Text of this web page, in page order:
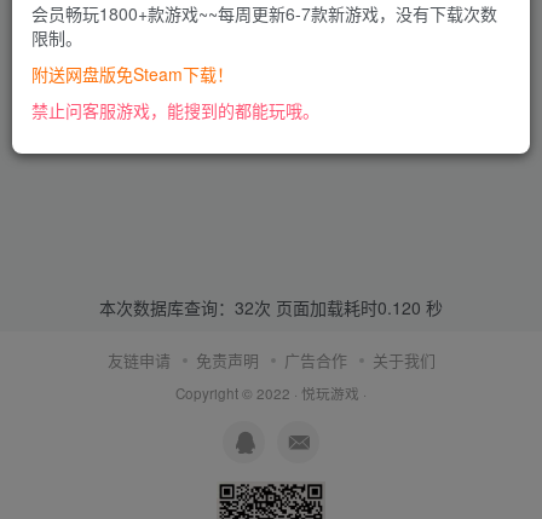
本次数据库查询：32次 页面加载耗时0.120 秒
友链申请 免责声明 广告合作 关于我们
Copyright © 2022 · 悦玩游戏 ·
会员畅玩1800+款游戏~~每周更新6-7款新游戏，没有下载次数
限制。
附送网盘版免Steam下载！
禁止问客服游戏，能搜到的都能玩哦。